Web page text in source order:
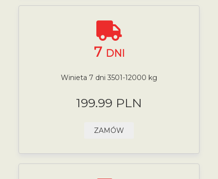
7 DNI
Winieta 7 dni 3501-12000 kg
199.99 PLN
ZAMÓW